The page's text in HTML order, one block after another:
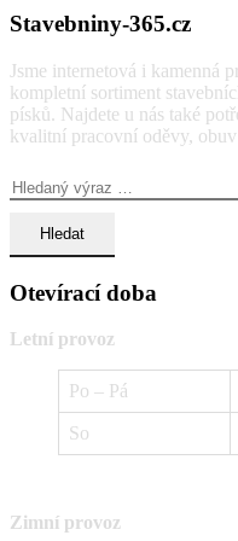
Stavebniny-365.cz
Jsme internetová i kamenná
kompletní sortiment
písků. Najdete u nás také
kvalitní pracovní oděvy,
Otevírací doba
Letní provoz
Po – Pá
So
Zimní provoz